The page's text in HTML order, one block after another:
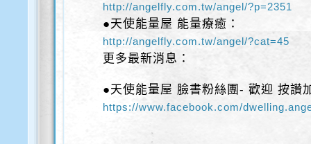
http://angelfly.com.tw/angel/?p=2351
●天使能量屋 能量療癒：
http://angelfly.com.tw/angel/?cat=45
更多最新消息：
●天使能量屋 臉書粉絲團- 歡迎 按讚
https://www.facebook.com/